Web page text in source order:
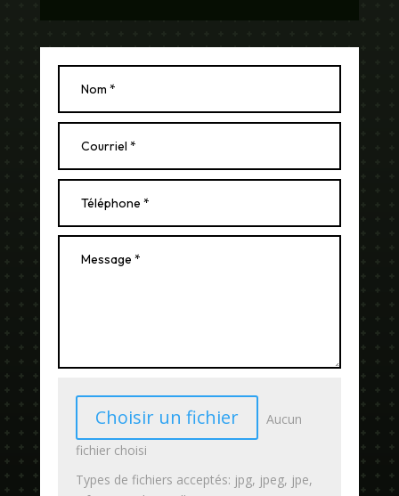
Choisir un fichier
Aucun
fichier choisi
Types de fichiers acceptés: jpg, jpeg, jpe,